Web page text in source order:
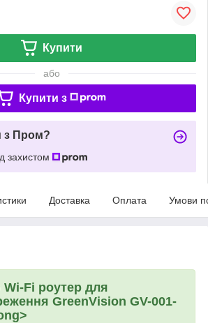
Купити
або
Купити з
з Пром?
захистом
Доставка Оплата Умови
Fi роутер для
GreenVision GV-001-